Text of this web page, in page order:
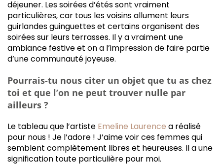
déjeuner. Les soirées d’étés sont vraiment
particulières, car tous les voisins allument leurs
guirlandes guinguettes et certains organisent des
soirées sur leurs terrasses. Il y a vraiment une
ambiance festive et on a l’impression de faire partie
d’une communauté joyeuse.
Pourrais-tu nous citer un objet que tu as chez
toi et que l’on ne peut trouver nulle par
ailleurs ?
Le tableau que l’artiste Emeline Laurence a réalisé
pour nous ! Je l’adore ! J’aime voir ces femmes qui
semblent complètement libres et heureuses. Il a une
signification toute particulière pour moi.